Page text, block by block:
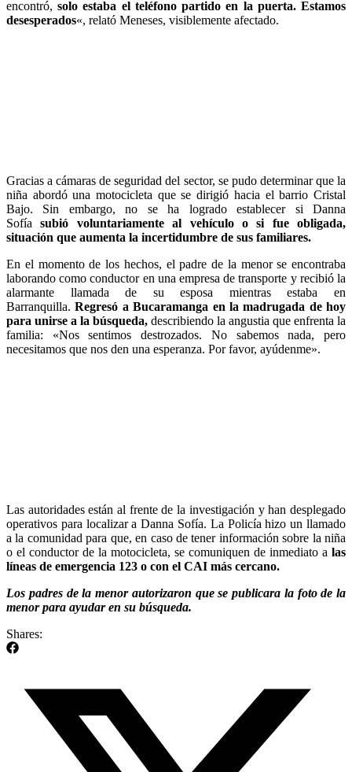
encontró,solo estaba el teléfono partido en la puerta. Estamos
desesperados«, relató Meneses, visiblemente afectado.
Gracias a cámaras de seguridad del sector, se pudo determinar que la
niña abordó una motocicleta que se dirigió hacia el barrio Cristal
Bajo. Sin embargo, no se ha logrado establecer si Danna
Sofíasubió voluntariamente al vehículo o si fue obligada,
situación que aumenta la incertidumbre de sus familiares.
En el momento de los hechos, el padre de la menor se encontraba
laborando como conductor en una empresa de transporte y recibió la
alarmante llamada de su esposa mientras estaba en
Barranquilla.Regresó a Bucaramanga en la madrugada de hoy
para unirse a la búsqueda, describiendo la angustia que enfrenta la
familia: «Nos sentimos destrozados. No sabemos nada, pero
necesitamos que nos den una esperanza. Por favor, ayúdenme».
Las autoridades están al frente de la investigación y han desplegado
operativos para localizar a Danna Sofía. La Policía hizo un llamado
a la comunidad para que, en caso de tener información sobre la niña
o el conductor de la motocicleta, se comuniquen de inmediato a las
líneas de emergencia 123 o con el CAI más cercano.
Los padres de la menor autorizaron que se publicara la foto de la
menor para ayudar en su búsqueda.
Shares: